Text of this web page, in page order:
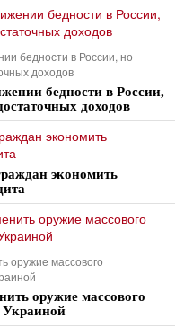
бедности в России, но
доходов
бедности в России,
доходов
экономить
оружие массового
оружие массового
Украиной